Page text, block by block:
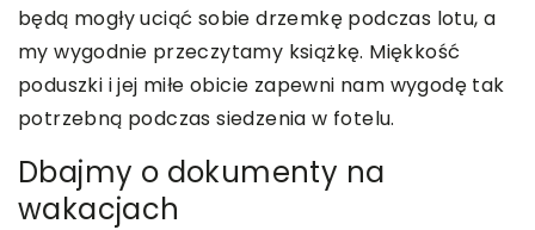
będą mogły uciąć sobie drzemkę podczas lotu, a
my wygodnie przeczytamy książkę. Miękkość
poduszki i jej miłe obicie zapewni nam wygodę tak
potrzebną podczas siedzenia w fotelu.
Dbajmy o dokumenty na
wakacjach